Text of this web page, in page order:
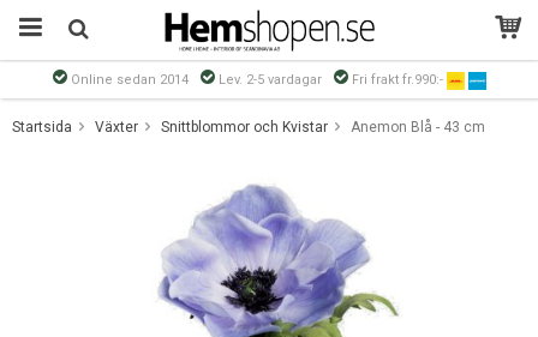
Online sedan 2014 Lev. 2-5 vardagar Fri frakt fr.990:-
Startsida Växter Snittblommor och Kvistar Anemon Blå - 43 cm